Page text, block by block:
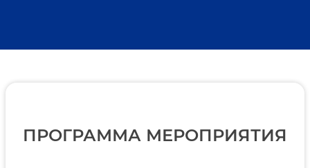
ПРОГРАММА МЕРОПРИЯТИЯ